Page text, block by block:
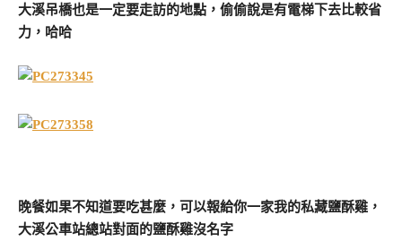
大溪吊橋也是一定要走訪的地點，偷偷說是有電梯下去比較省
力，哈哈
晚餐如果不知道要吃甚麼，可以報給你一家我的私藏鹽酥雞，
大溪公車站總站對面的鹽酥雞沒名字